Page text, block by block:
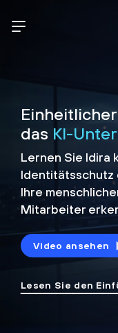
das KI-
Lernen Sie Idira
Identitätsschutz
Ihre
Mitarbeiter
Video ansehen
Lesen Sie den